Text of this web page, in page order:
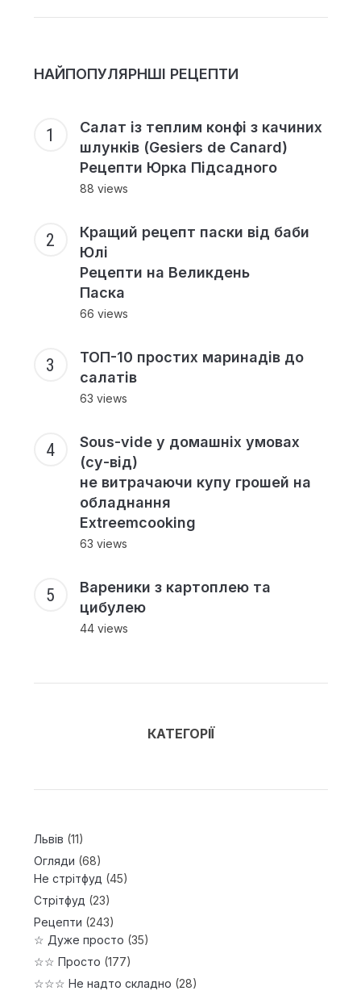
НАЙПОПУЛЯРНШІ РЕЦЕПТИ
Салат із теплим конфі з качиних
шлунків (Gesiers de Canard)
Рецепти Юрка Підсадного
88 views
Кращий рецепт паски від баби
Юлі
Рецепти на Великдень
Паска
66 views
ТОП-10 простих маринадів до
салатів
63 views
Sous-vide у домашніх умовах
(су-від)
не витрачаючи купу грошей на
обладнання
Extreemcooking
63 views
Вареники з картоплею та
цибулею
44 views
КАТЕГОРІЇ
Львів (11)
Огляди (68)
Не стрітфуд (45)
Стрітфуд (23)
Рецепти (243)
☆ Дуже просто (35)
☆☆ Просто (177)
☆☆☆ Не надто складно (28)